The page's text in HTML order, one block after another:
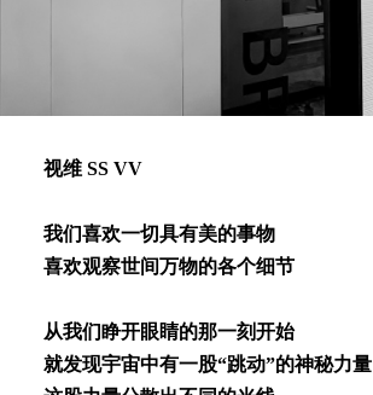
视维 SS VV
我们喜欢⼀切具有美的事物
喜欢观察世间万物的各个细节
从我们睁开眼睛的那⼀刻开始
就发现宇宙中有⼀股“跳动”的神秘⼒量